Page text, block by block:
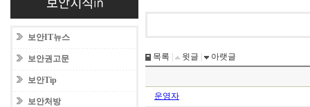
보안IT뉴스
보안권고문
보안Tip
보안처방
목록 윗글 아랫글
운영자